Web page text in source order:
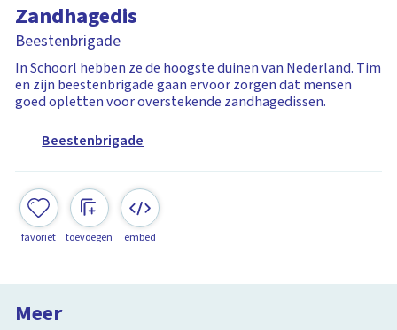
Zandhagedis
Beestenbrigade
In Schoorl hebben ze de hoogste duinen van Nederland. Tim
en zijn beestenbrigade gaan ervoor zorgen dat mensen
goed opletten voor overstekende zandhagedissen.
Beestenbrigade
favoriet toevoegen embed
Meer